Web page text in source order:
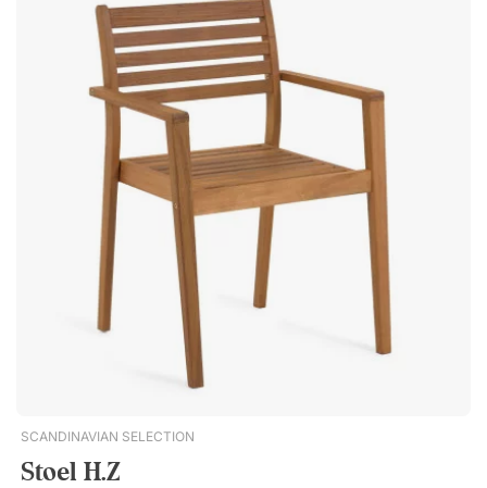
geschikt voor zowel binnen- als buitengebruik. Het oppervlak
is bovendien zeer onderhoudsvriendelijk en eenvoudig schoon
te maken of af te spoelen. Remind is een stijlvolle stoel van
polypropyleen die wordt geleverd in een handige set van vier
stoelen. De geperforeerde zitting en het slanke frame geven
de stoel een verzorgde look en een luchtig gevoel, waardoor
hij ideaal is om op het balkon of terras te dineren. In makkelijk
schoon te maken plastic. Stapelbaar tot 8 stoelen. Geschikt
voor gebruik buitenshuis.
SCANDINAVIAN SELECTION
Stoel H.Z